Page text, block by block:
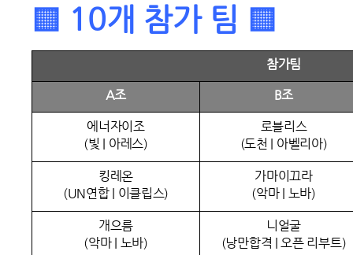
▒ 10개 참가 팀 ▒
참가팀
A조 B조
에너자이조
(빛 | 아레스)
로블리스
(도천 | 아벨리아)
킹레온
(UN연합 | 이클립스)
가마이끄라
(악마 | 노바)
개으름
(악마 | 노바)
니얼굴
(낭만합격 | 오픈 리부트)